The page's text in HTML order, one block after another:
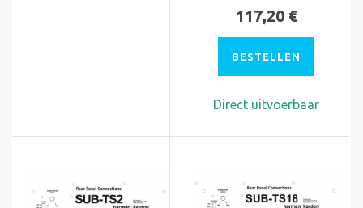
117,20 €
BESTELLEN
Direct uitvoerbaar